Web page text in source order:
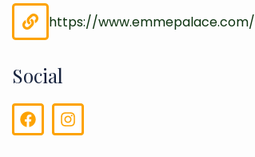
https://www.emmepalace.com/
Social